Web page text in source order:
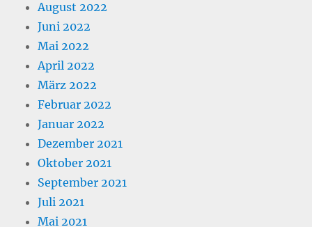
August 2022
Juni 2022
Mai 2022
April 2022
März 2022
Februar 2022
Januar 2022
Dezember 2021
Oktober 2021
September 2021
Juli 2021
Mai 2021